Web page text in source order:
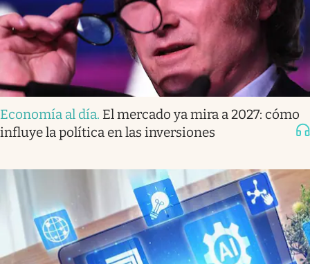
Economía al día. El mercado ya mira a 2027: cómo
influye la política en las inversiones